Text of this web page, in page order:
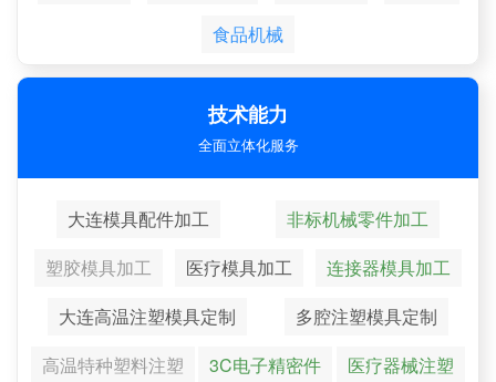
食品机械
技术能力
全面立体化服务
大连模具配件加工
非标机械零件加工
塑胶模具加工
医疗模具加工
连接器模具加工
大连高温注塑模具定制
多腔注塑模具定制
高温特种塑料注塑
3C电子精密件
医疗器械注塑